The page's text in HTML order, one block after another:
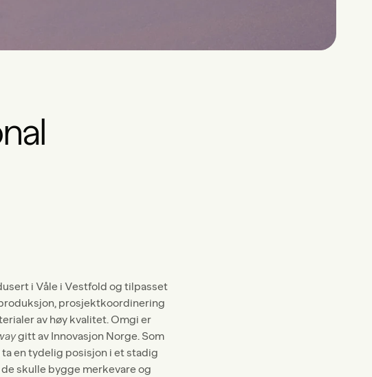
i Våle i Vestfold og tilpasset
prosjektkoordinering
av høy kvalitet. Omgi er
gitt av Innovasjon Norge. Som
en tydelig posisjon i et stadig
skulle bygge merkevare og